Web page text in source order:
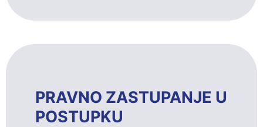
PRAVNO ZASTUPANJE U
POSTUPKU